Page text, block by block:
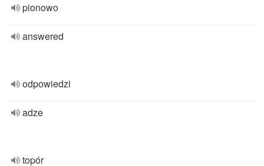
pionowo
answered
odpowiedzi
adze
topór